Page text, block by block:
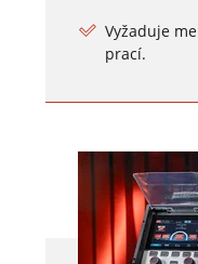
Vyžaduje
prací.